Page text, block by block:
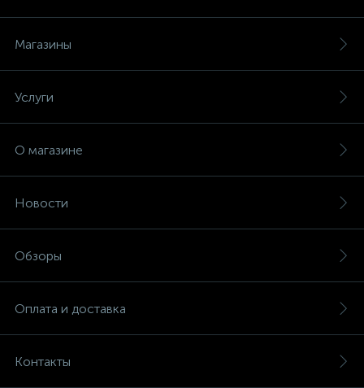
Магазины
Услуги
О магазине
Новости
Обзоры
Оплата и доставка
Контакты